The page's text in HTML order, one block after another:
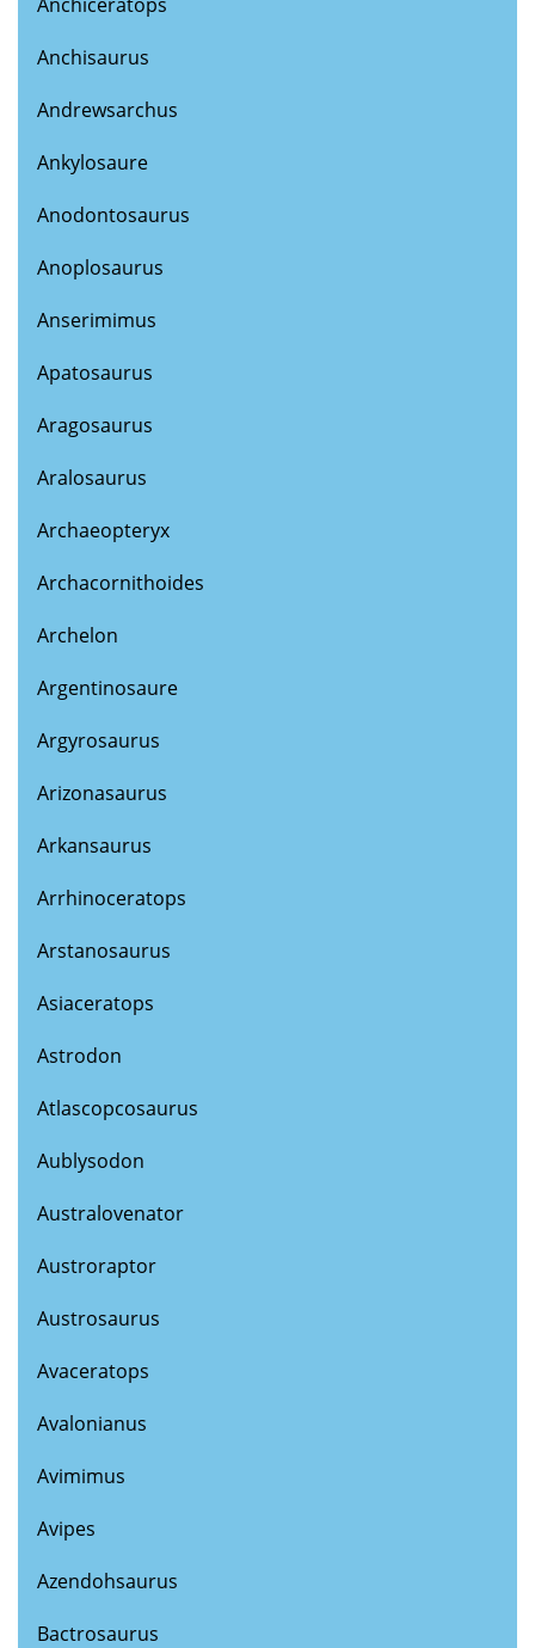
Anchisaurus
Andrewsarchus
Ankylosaure
Anodontosaurus
Anoplosaurus
Anserimimus
Apatosaurus
Aragosaurus
Aralosaurus
Archaeopteryx
Archacornithoides
Archelon
Argentinosaure
Argyrosaurus
Arizonasaurus
Arkansaurus
Arrhinoceratops
Arstanosaurus
Asiaceratops
Astrodon
Atlascopcosaurus
Aublysodon
Australovenator
Austroraptor
Austrosaurus
Avaceratops
Avalonianus
Avimimus
Avipes
Azendohsaurus
Bactrosaurus